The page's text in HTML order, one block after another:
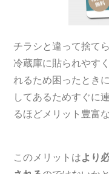
チラシと違って捨て
冷蔵庫に貼られやす
れるため困ったとき
してあるためすぐに
るほどメリット豊富
このメリットはより